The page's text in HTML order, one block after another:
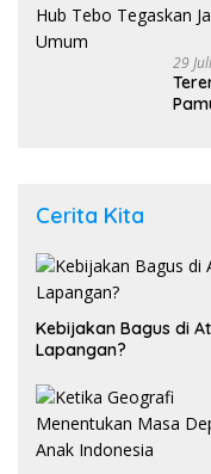
29
Cerita Kita
Kebijakan Bagus di
Lapangan?